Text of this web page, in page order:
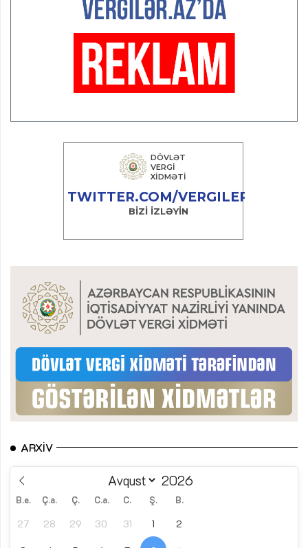
ARXIV
B.e. Ç.a. Ç. C.a. C. Ş. B.
27 28 29 30 31 1 2